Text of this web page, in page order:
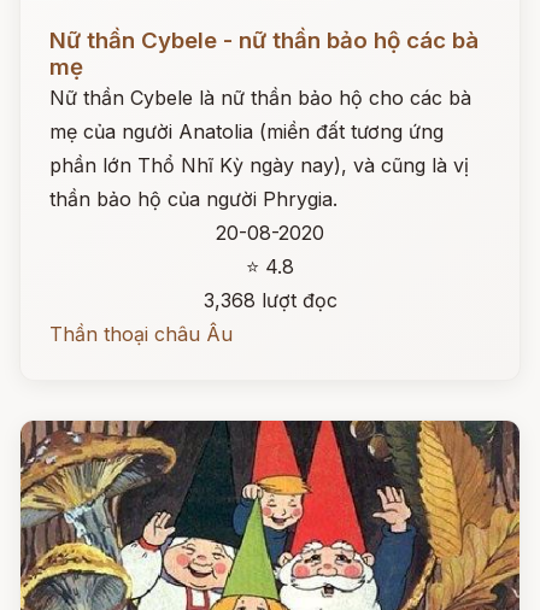
Nữ thần Cybele - nữ thần bảo hộ các bà
mẹ
Nữ thần Cybele là nữ thần bảo hộ cho các bà
mẹ của người Anatolia (miền đất tương ứng
phần lớn Thổ Nhĩ Kỳ ngày nay), và cũng là vị
thần bảo hộ của người Phrygia.
20-08-2020
⭐ 4.8
3,368 lượt đọc
Thần thoại châu Âu